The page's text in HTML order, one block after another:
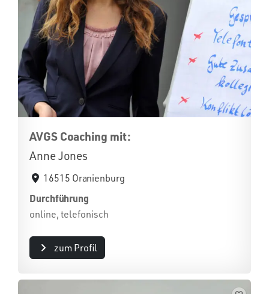
AVGS Coaching mit:
Anne Jones
16515 Oranienburg
Durchführung
online, telefonisch
zum Profil